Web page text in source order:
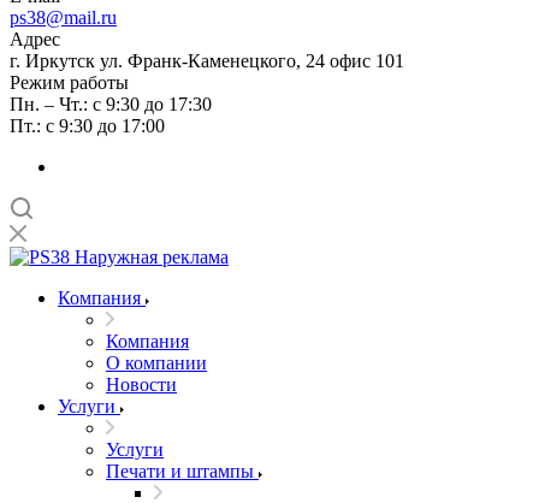
ps38@mail.ru
Адрес
г. Иркутск ул. Франк-Каменецкого, 24 офис 101
Режим работы
Пн. – Чт.: с 9:30 до 17:30
Пт.: с 9:30 до 17:00
Компания
Компания
О компании
Новости
Услуги
Услуги
Печати и штампы